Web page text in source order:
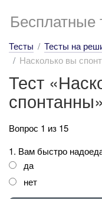
Бесплатные
Тесты
Тесты на
Насколько вы
Тест
спонтанны»
Вопрос 1 из 15
1. Вам быстро
да
нет